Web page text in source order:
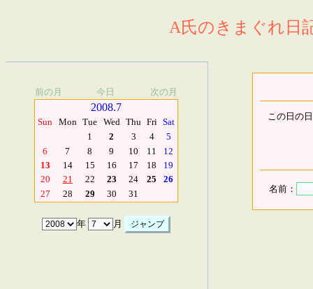
A氏のきまぐれ日
前の月 今日 次の月
2008.7
Sun Mon Tue Wed Thu Fri Sat
1
2 3 4
5
6
7 8 9 10 11
12
13
14 15 16 17 18
19
20
21 22 23 24 25
26
27
28 29 30 31
年 月
この日の
名前：